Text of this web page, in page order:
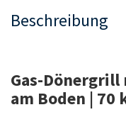
Beschreibung
Gas-
am Boden | 70